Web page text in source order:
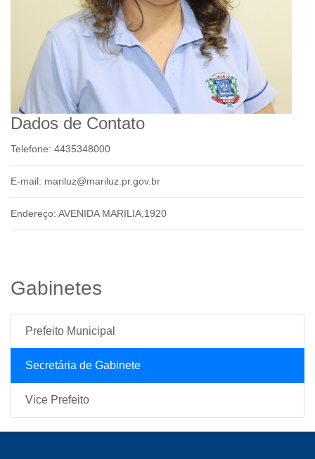
Dados de Contato
Telefone: 4435348000
E-mail: mariluz@mariluz.pr.gov.br
Endereço: AVENIDA MARILIA,1920
Gabinetes
Prefeito Municipal
Secretária de Gabinete
Vice Prefeito